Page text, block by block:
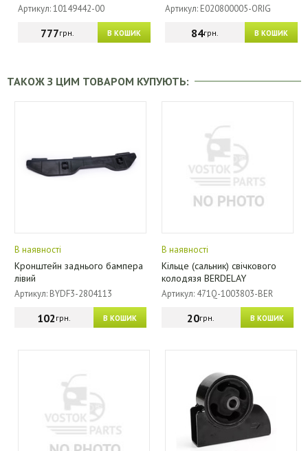
Артикул: 10149442-00
В КОШИК
777грн.
Артикул: E020800005-ORIG
В КОШИК
84грн.
ТАКОЖ З ЦИМ ТОВАРОМ КУПУЮТЬ:
В наявності
Кронштейн заднього бампера
лівий
Артикул: BYDF3-2804113
В КОШИК
102грн.
В наявності
Кільце (сальник) свічкового
колодязя BERDELAY
Артикул: 471Q-1003803-BER
В КОШИК
20грн.